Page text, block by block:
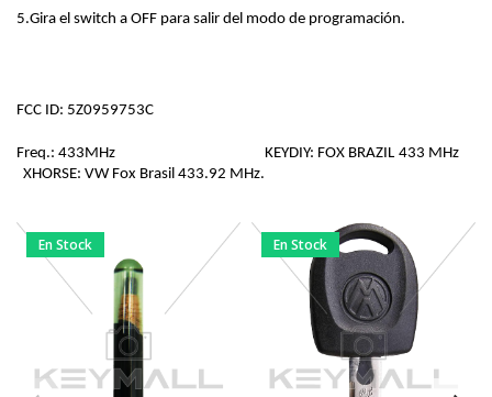
5.Gira el switch a OFF para salir del modo de programación.
FCC ID: 5Z0959753C
Freq.: 433MHz                                            KEYDIY: FOX BRAZIL 433 MHz
XHORSE: VW Fox Brasil 433.92 MHz.
En Stock En Stock